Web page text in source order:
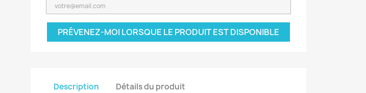
PRÉVENEZ-MOI LORSQUE LE PRODUIT EST DISPONIBLE
Description Détails du produit